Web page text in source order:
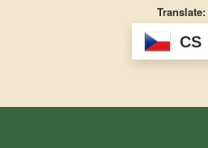
Translate:
CS